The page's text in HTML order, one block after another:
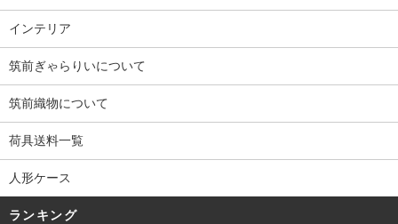
インテリア
筑前ぎゃらりいについて
筑前織物について
荷具送料一覧
人形ケース
ランキング